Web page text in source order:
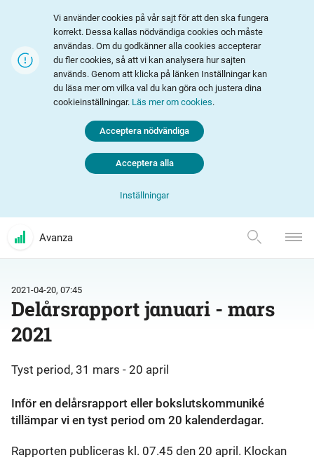
Vi använder cookies på vår sajt för att den ska fungera
korrekt. Dessa kallas nödvändiga cookies och måste
användas. Om du godkänner alla cookies accepterar
du fler cookies, så att vi kan analysera hur sajten
används. Genom att klicka på länken Inställningar kan
du läsa mer om vilka val du kan göra och justera dina
cookieinställningar. Läs mer om cookies.
Inställningar
Acceptera nödvändiga
Acceptera alla
Avanza
2021-04-20, 07:45
Delårsrapport januari - mars
2021
Tyst period, 31 mars - 20 april
Inför en delårsrapport eller bokslutskommuniké
tillämpar vi en tyst period om 20 kalenderdagar.
Rapporten publiceras kl. 07.45 den 20 april. Klockan